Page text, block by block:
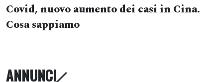
Covid, nuovo aumento dei casi in Cina.
Cosa sappiamo
ANNUNCI